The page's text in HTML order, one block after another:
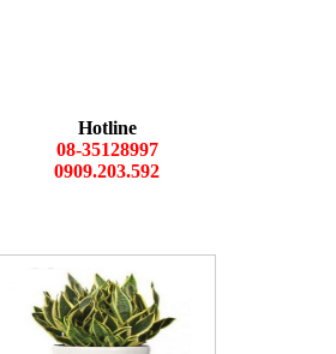
Hotline
08-35128997
0909.203.592